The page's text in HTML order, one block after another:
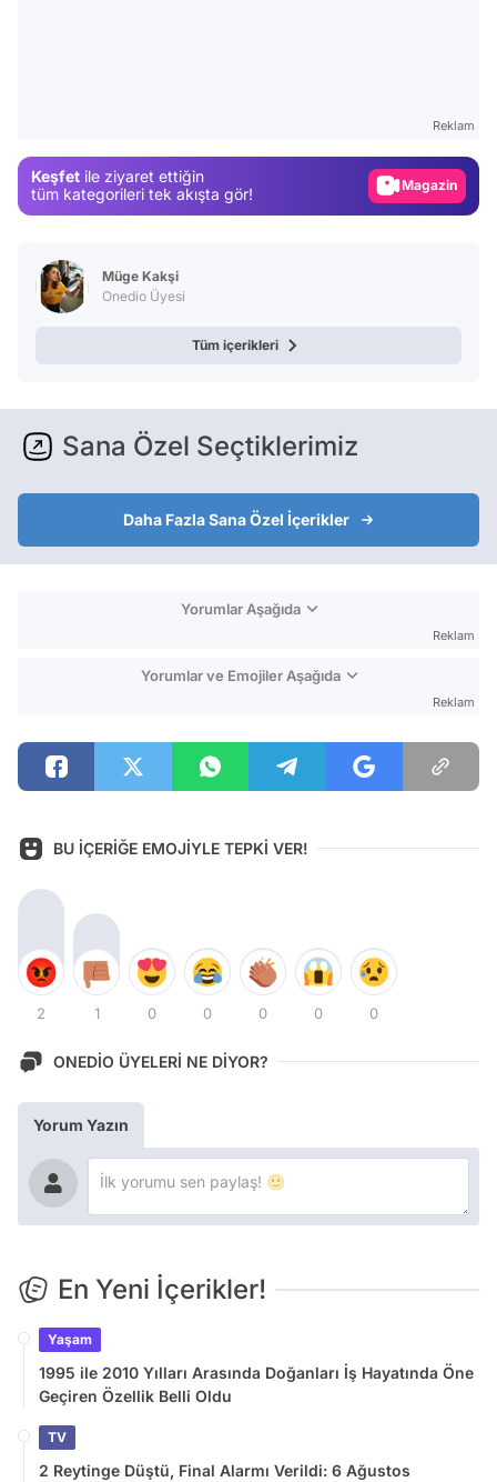
Reklam
Keşfet ile ziyaret ettiğin
tüm kategorileri tek akışta gör!
Magazin
Müge Kakşi
Onedio Üyesi
Tüm içerikleri
Sana Özel Seçtiklerimiz
Daha Fazla Sana Özel İçerikler
Yorumlar Aşağıda
Reklam
Yorumlar ve Emojiler Aşağıda
Reklam
BU İÇERİĞE EMOJİYLE TEPKİ VER!
2 1 0 0 0 0 0
ONEDİO ÜYELERİ NE DİYOR?
Yorum Yazın
En Yeni İçerikler!
Yaşam
1995 ile 2010 Yılları Arasında Doğanları İş Hayatında Öne
Geçiren Özellik Belli Oldu
TV
2 Reytinge Düştü, Final Alarmı Verildi: 6 Ağustos